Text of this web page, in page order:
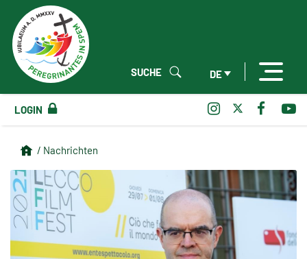
DE
SUCHE
LOGIN
/ Nachrichten